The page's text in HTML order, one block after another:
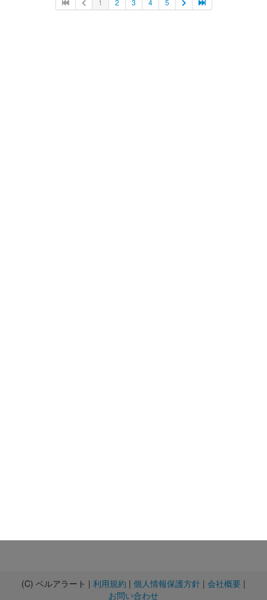
1 2 3 4 5
(C) ベルアラート | 利用規約 | 個人情報保護方針 | 会社概要 |
お問い合わせ